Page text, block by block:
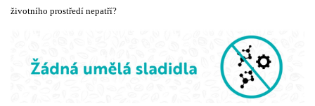
životního prostředí nepatří?